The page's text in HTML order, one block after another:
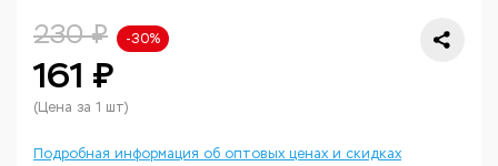
230 ₽ -30%
161 ₽
(Цена за 1 шт)
Подробная информация об оптовых ценах и скидках